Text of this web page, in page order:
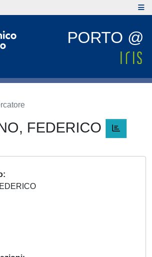
PORTO @
FEDERICO